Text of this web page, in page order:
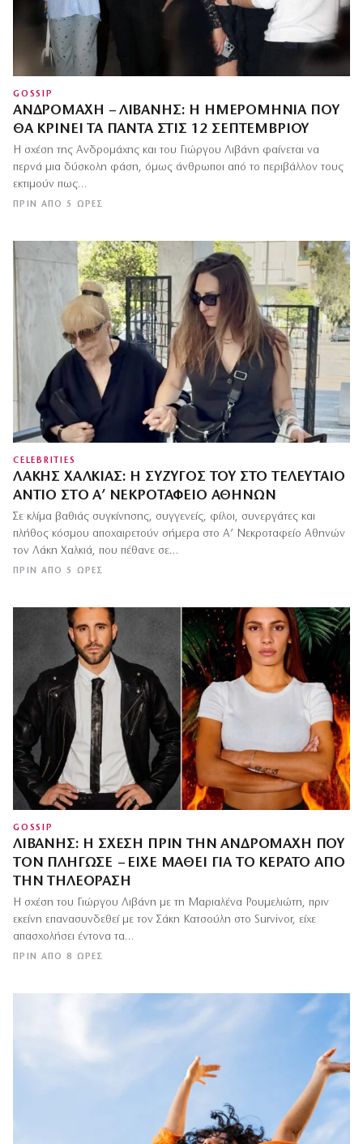
GOSSIP
ΑΝΔΡΟΜΆΧΗ – ΛΙΒΆΝΗΣ: Η ΗΜΕΡΟΜΗΝΊΑ ΠΟΥ
ΘΑ ΚΡΊΝΕΙ ΤΑ ΠΆΝΤΑ ΣΤΙΣ 12 ΣΕΠΤΕΜΒΡΊΟΥ
ΠΡΙΝ ΑΠΌ 5 ΏΡΕΣ
Η σχέση της Ανδρομάχης και του Γιώργου Λιβάνη φαίνεται να
περνά μια δύσκολη φάση, όμως άνθρωποι από το περιβάλλον τους
εκτιμούν πως…
CELEBRITIES
ΛΆΚΗΣ ΧΑΛΚΙΆΣ: Η ΣΎΖΥΓΌΣ ΤΟΥ ΣΤΟ ΤΕΛΕΥΤΑΊΟ
ΑΝΤΊΟ ΣΤΟ Α’ ΝΕΚΡΟΤΑΦΕΊΟ ΑΘΗΝΏΝ
ΠΡΙΝ ΑΠΌ 5 ΏΡΕΣ
Σε κλίμα βαθιάς συγκίνησης, συγγενείς, φίλοι, συνεργάτες και
πλήθος κόσμου αποχαιρετούν σήμερα στο Α’ Νεκροταφείο Αθηνών
τον Λάκη Χαλκιά, που πέθανε σε…
GOSSIP
ΛΙΒΆΝΗΣ: Η ΣΧΈΣΗ ΠΡΙΝ ΤΗΝ ΑΝΔΡΟΜΆΧΗ ΠΟΥ
ΤΟΝ ΠΛΉΓΩΣΕ – ΕΊΧΕ ΜΆΘΕΙ ΓΙΑ ΤΟ ΚΈΡΑΤΟ ΑΠΌ
ΤΗΝ ΤΗΛΕΌΡΑΣΗ
ΠΡΙΝ ΑΠΌ 8 ΏΡΕΣ
Η σχέση του Γιώργου Λιβάνη με τη Μαριαλένα Ρουμελιώτη, πριν
εκείνη επανασυνδεθεί με τον Σάκη Κατσούλη στο Survivor, είχε
απασχολήσει έντονα τα…